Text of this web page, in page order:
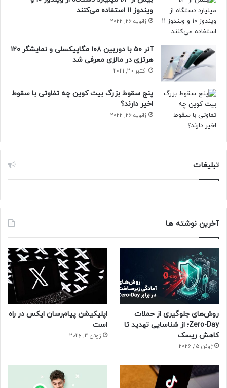
ویندوز ۱۱ استفاده می‌کنند
ژانویه 26, 2022
آنر ۵۰ با دوربین ۱۰۸ مگاپیکسلی و نمایشگر ۱۲۰
هرتزی در مالزی معرفی شد
اکتبر 20, 2021
پنج سقوط بزرگ بیت کوین چه تفاوتی با سقوط
اخیر دارند؟
ژانویه 26, 2022
تبلیغات
آخرین نوشته ها
روش‌های جلوگیری از حملات
Zero-Day؛ از شناسایی تهدید تا
کاهش ریسک
ژوئن 15, 2026
اپلیکیشن پیام‌رسان ایکس در راه
است
ژوئن 3, 2026